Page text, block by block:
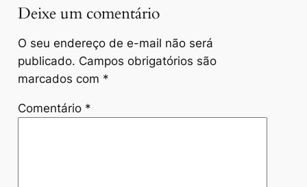
Deixe um comentário
O seu endereço de e-mail não será
publicado. Campos obrigatórios são
marcados com *
Comentário *